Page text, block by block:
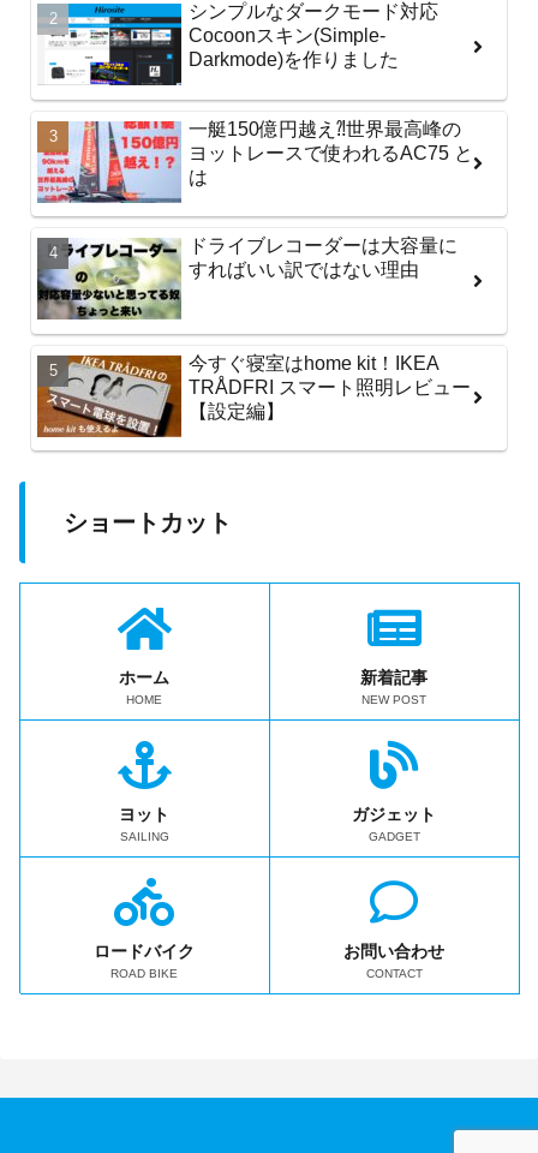
シンプルなダークモード対応
Cocoonスキン(Simple-
Darkmode)を作りました
一艇150億円越え⁈世界最高峰の
ヨットレースで使われるAC75 と
は
ドライブレコーダーは大容量に
すればいい訳ではない理由
今すぐ寝室はhome kit！IKEA
TRÅDFRI スマート照明レビュー
【設定編】
ショートカット
ホーム
HOME
新着記事
NEW POST
ヨット
SAILING
ガジェット
GADGET
ロードバイク
ROAD BIKE
お問い合わせ
CONTACT